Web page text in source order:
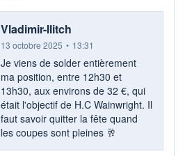
Vladimir-Ilitch
13 octobre 2025 • 13:31
Je viens de solder entièrement
ma position, entre 12h30 et
13h30, aux environs de 32 €, qui
était l'objectif de H.C Wainwright. Il
faut savoir quitter la fête quand
les coupes sont pleines 🥂